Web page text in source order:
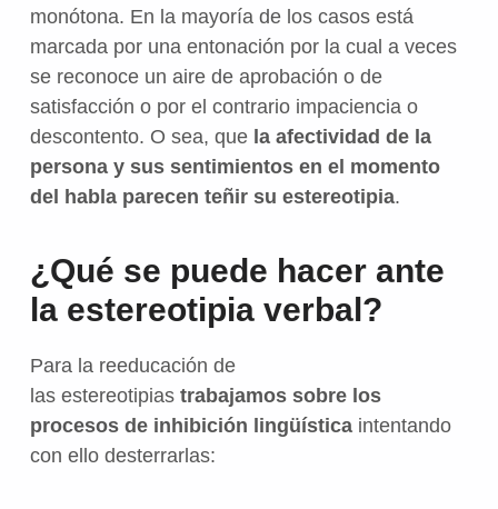
monótona. En la mayoría de los casos está
marcada por una entonación por la cual a veces
se reconoce un aire de aprobación o de
satisfacción o por el contrario impaciencia o
descontento. O sea, que la afectividad de la
persona y sus sentimientos en el momento
del habla parecen teñir su estereotipia.
¿Qué se puede hacer ante
la estereotipia verbal?
Para la reeducación de
las estereotipias trabajamos sobre los
procesos de inhibición lingüísticaintentando
con ello desterrarlas: